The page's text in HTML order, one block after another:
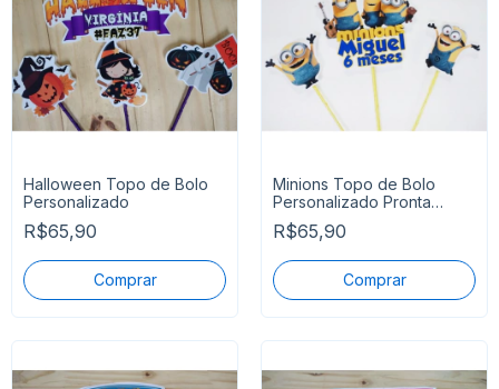
Halloween Topo de Bolo
Personalizado
R$65,90
Minions Topo de Bolo
Personalizado Pronta
Entrega
R$65,90